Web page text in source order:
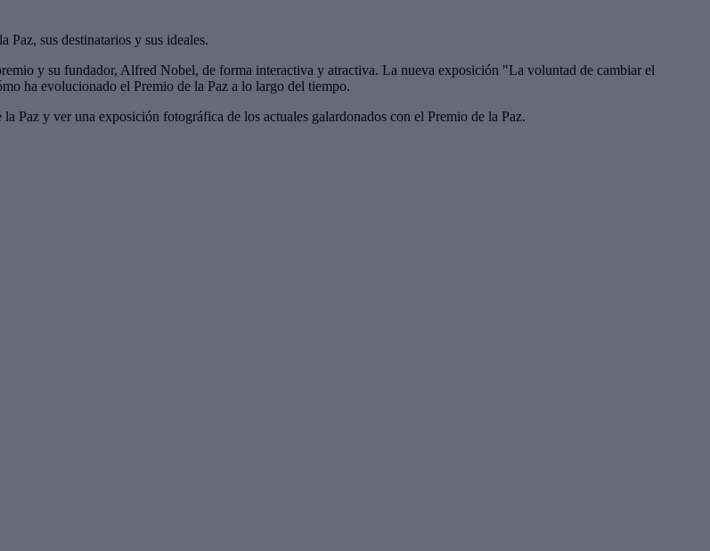
sus destinatarios y sus ideales.
y su fundador, Alfred Nobel, de forma interactiva y atractiva. La nueva exposición "La voluntad de cambiar el
ha evolucionado el Premio de la Paz a lo largo del tiempo.
Paz y ver una exposición fotográfica de los actuales galardonados con el Premio de la Paz.